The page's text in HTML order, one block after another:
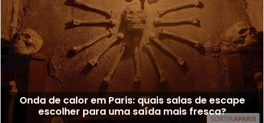
Onda de calor em Paris: quais salas de escape
escolher para uma saída mais fresca?